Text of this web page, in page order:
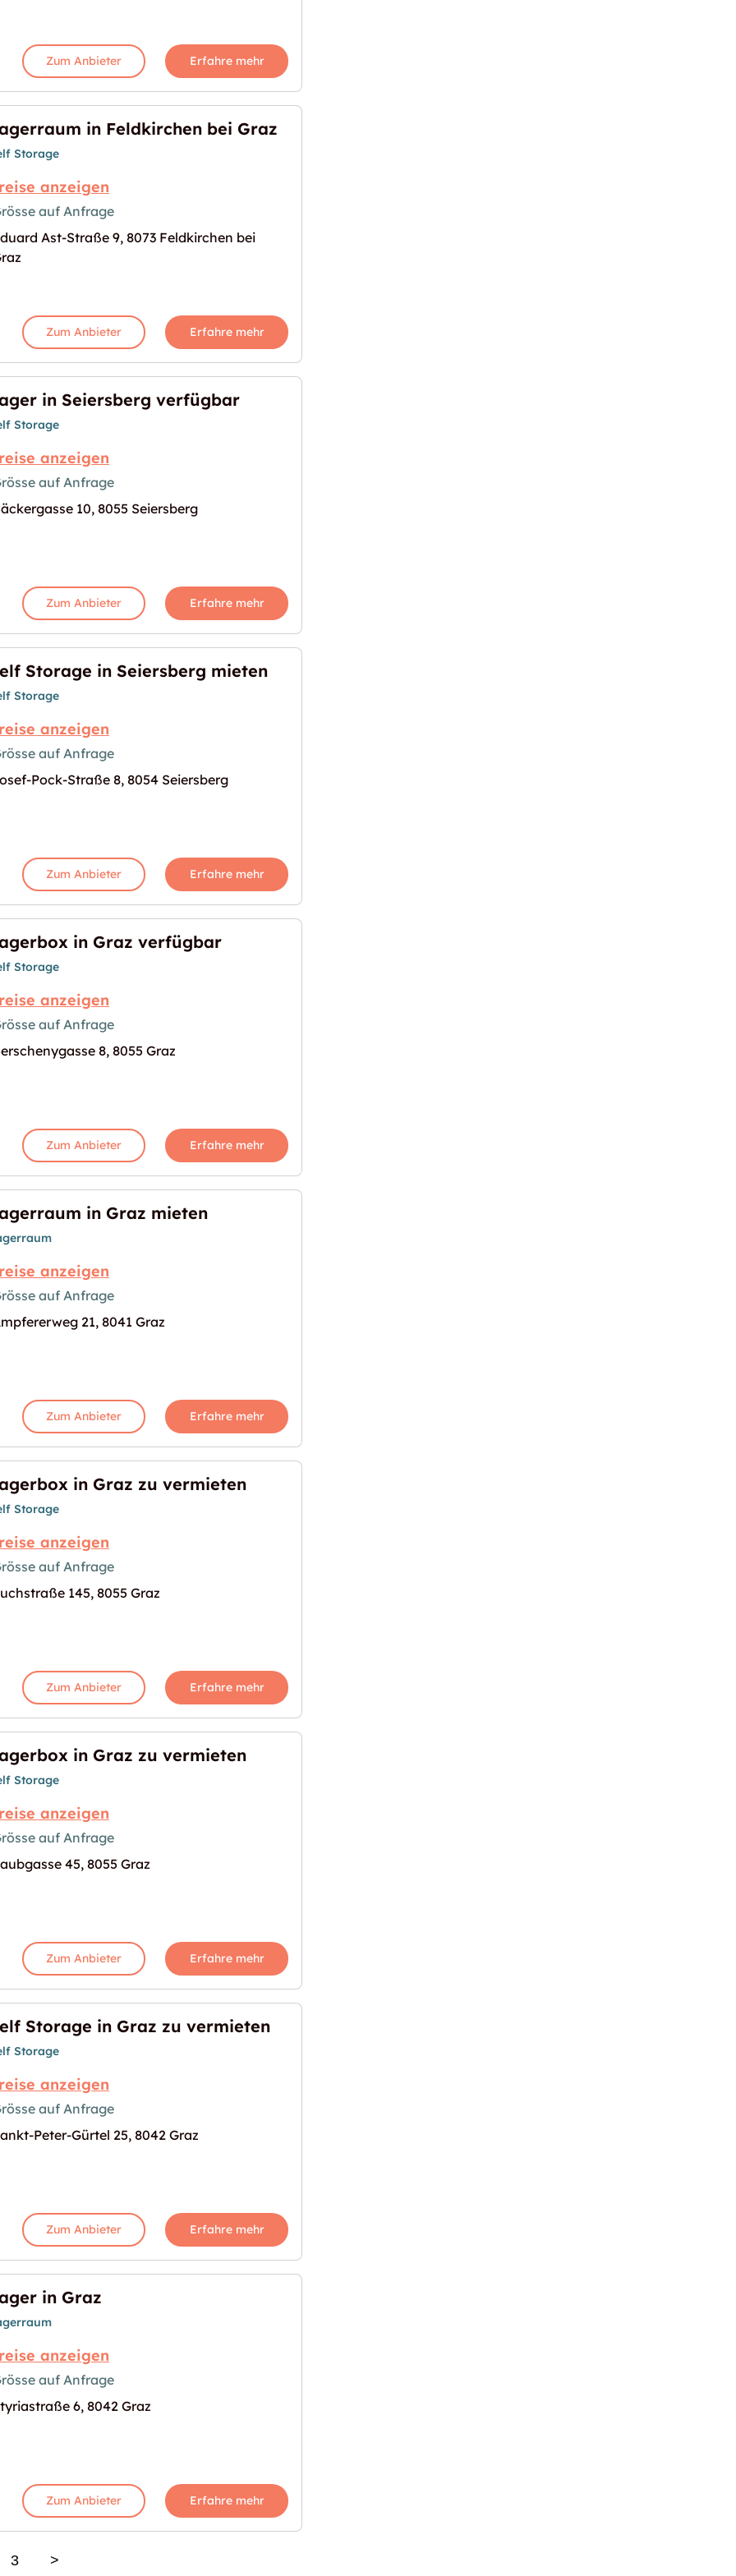
Zum Anbieter Erfahre mehr
bei Graz"
Bild für "Lagerraum in Feldkirchen bei Graz"
in Feldkirchen bei Graz
Storage
anzeigen
auf Anfrage
Ast-Straße 9, 8073 Feldkirchen bei
Zum Anbieter Erfahre mehr
Bild für "Lager in Seiersberg verfügbar"
in Seiersberg verfügbar
Storage
anzeigen
auf Anfrage
10, 8055 Seiersberg
Zum Anbieter Erfahre mehr
mieten"
Bild für "Self Storage in Seiersberg mieten"
Storage in Seiersberg mieten
Storage
anzeigen
auf Anfrage
Pock-Straße 8, 8054 Seiersberg
Zum Anbieter Erfahre mehr
Bild für "Lagerbox in Graz verfügbar"
in Graz verfügbar
Storage
anzeigen
auf Anfrage
8, 8055 Graz
Zum Anbieter Erfahre mehr
Bild für "Lagerraum in Graz mieten"
in Graz mieten
anzeigen
auf Anfrage
21, 8041 Graz
Zum Anbieter Erfahre mehr
Bild für "Lagerbox in Graz zu vermieten"
in Graz zu vermieten
Storage
anzeigen
auf Anfrage
145, 8055 Graz
Zum Anbieter Erfahre mehr
Bild für "Lagerbox in Graz zu vermieten"
in Graz zu vermieten
Storage
anzeigen
auf Anfrage
45, 8055 Graz
Zum Anbieter Erfahre mehr
vermieten"
Bild für "Self Storage in Graz zu vermieten"
Storage in Graz zu vermieten
Storage
anzeigen
auf Anfrage
Peter-Gürtel 25, 8042 Graz
Zum Anbieter Erfahre mehr
Bild für "Lager in Graz"
in Graz
anzeigen
auf Anfrage
6, 8042 Graz
Zum Anbieter Erfahre mehr
3 >